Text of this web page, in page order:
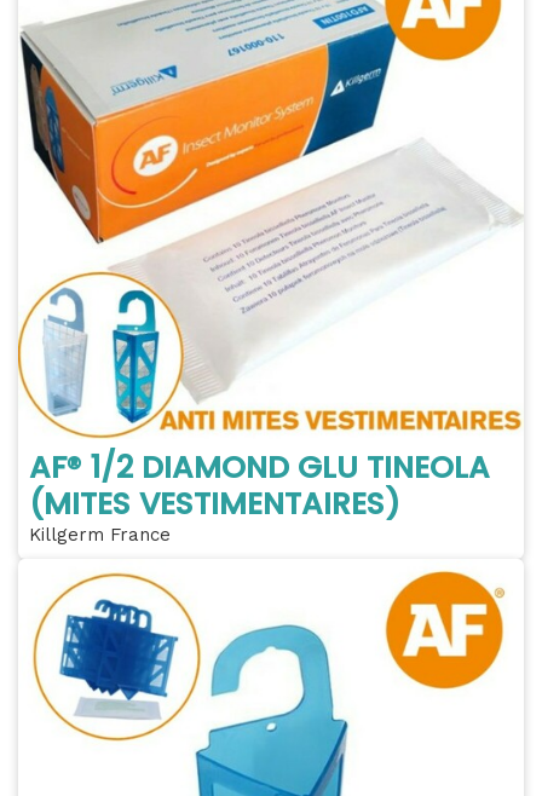
AF® 1/2 DIAMOND GLU TINEOLA
(MITES VESTIMENTAIRES)
Killgerm France